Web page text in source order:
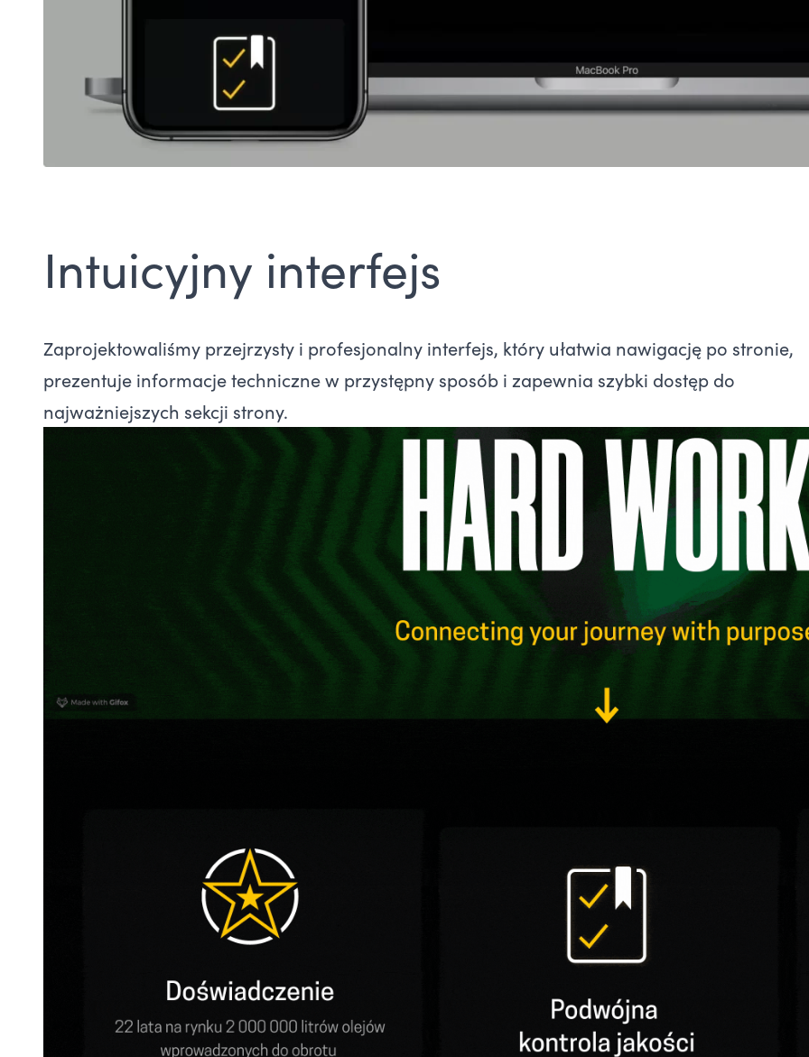
Intuicyjny interfejs
Zaprojektowaliśmy przejrzysty i profesjonalny interfejs, który ułatwia nawigację po stronie,
prezentuje informacje techniczne w przystępny sposób i zapewnia szybki dostęp do
najważniejszych sekcji strony.